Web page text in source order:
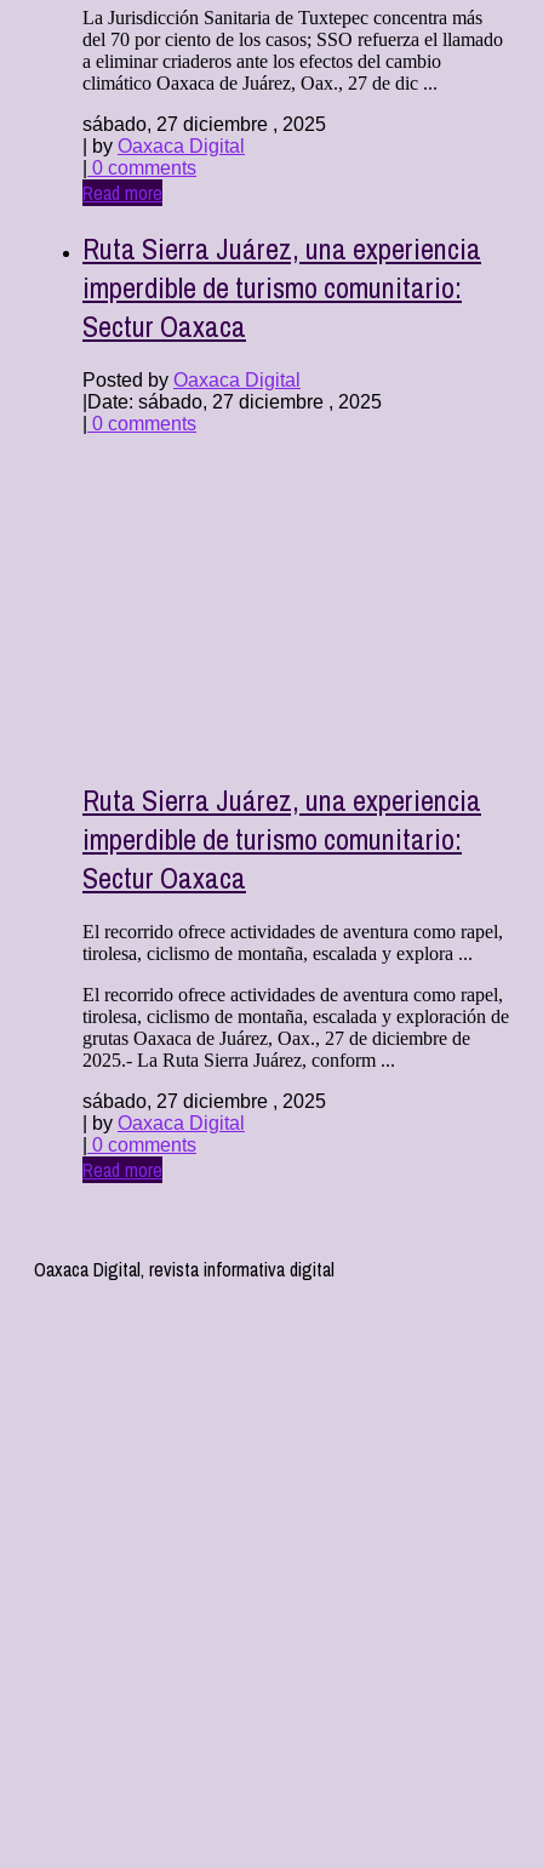
La Jurisdicción Sanitaria de Tuxtepec concentra más
del 70 por ciento de los casos; SSO refuerza el llamado
a eliminar criaderos ante los efectos del cambio
climático Oaxaca de Juárez, Oax., 27 de dic ...
sábado, 27 diciembre , 2025
| by Oaxaca Digital
0 comments
Read more
Ruta Sierra Juárez, una experiencia
imperdible de turismo comunitario:
Sectur Oaxaca
Posted by Oaxaca Digital
Date: sábado, 27 diciembre , 2025
0 comments
Ruta Sierra Juárez, una experiencia
imperdible de turismo comunitario:
Sectur Oaxaca
El recorrido ofrece actividades de aventura como rapel,
tirolesa, ciclismo de montaña, escalada y explora ...
El recorrido ofrece actividades de aventura como rapel,
tirolesa, ciclismo de montaña, escalada y exploración de
grutas Oaxaca de Juárez, Oax., 27 de diciembre de
2025.- La Ruta Sierra Juárez, conform ...
sábado, 27 diciembre , 2025
| by Oaxaca Digital
0 comments
Read more
Oaxaca Digital, revista informativa digital